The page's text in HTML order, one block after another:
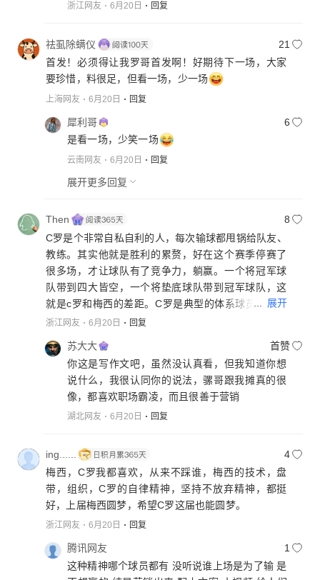
浙江网友 6月20日 回复
祛虱除螨仪
21
首发！必须得让我罗哥首发啊！好期待下一场，大家
要珍惜，料很足，但看一场，少一场
上海网友 6月20日 回复
犀利哥
6
是看一场，少笑一场
云南网友 6月20日 回复
展开更多回复
Then
8
C罗是个非常自私自利的人，每次输球都甩锅给队友、
教练。其实他就是胜利的累赘，好在这个赛季停赛了
很多场，才让球队有了竞争力，躺赢。一个将冠军球
队带到四大皆空，一个将垫底球队带到冠军球队，这
就是c罗和梅西的差距。C罗是典型的体系球员！尴尬
的是葡萄牙重大胜利c罗总是场上缺席者，拿不到世界
不到的都不重要，典型的伪君子。这几年一直在相对
弱队靠队友喂饼刷数据，无关紧要的进球和非正式比
赛、友谊赛吹上天，不知道的以为拿了世界杯。离开c
罗的皇马还是皇马，离开皇马的c罗这几年啥成就也没
达成。一到关键比赛就软是常规，不明白罗粉一直在
综合数据还是荣誉数据都全面落后……离开皇马后年
年将冠军球队带到四大皆空，预计在三流联赛将延续
一冠难求。評判一个人能力不是用某项对自己有利的
数据，而是全方位综合分析。葡萄牙实力这些年都很
届大赛21场淘汰赛比赛只进3球，5届世界杯淘汰赛甚
至0球0助，还有3届最差阵容，核心球员淘汰赛没数据
... 展开
浙江网友 6月20日 回复
苏大大
首赞
你这是写作文吧，虽然没认真看，但我知道你想
说什么，我很认同你的说法，骡哥跟我摊真的很
像，都喜欢职场霸凌，而且很善于营销
湖北网友 6月20日 回复
ing......
4
梅西，C罗我都喜欢，从来不踩谁，梅西的技术，盘
带，组织，C罗的自律精神，坚持不放弃精神，都挺
好，上届梅西圆梦，希望C罗这届也能圆梦。
浙江网友 6月20日 回复
腾讯网友
1
这种精神哪个球员都有 没听说谁上场是为了输 是